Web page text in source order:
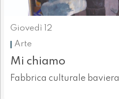
Giovedì 12
Arte
Mi chiamo
Fabbrica culturale baviera